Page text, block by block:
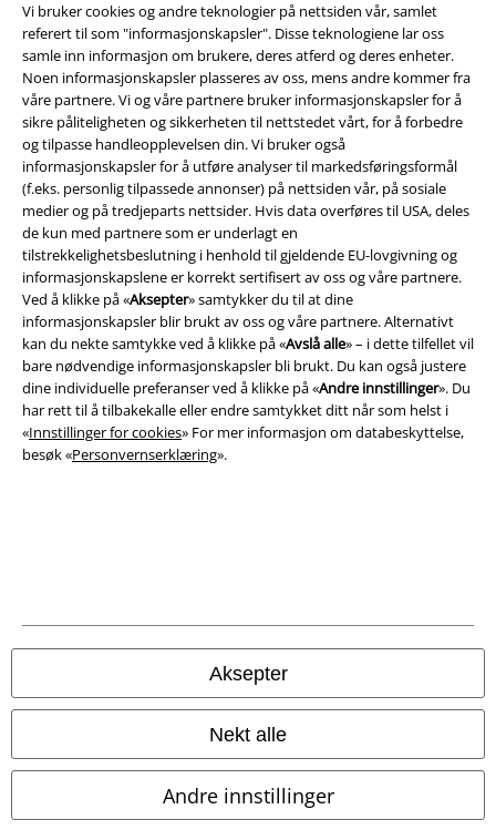
Vi bruker cookies og andre teknologier på nettsiden vår, samlet
referert til som "informasjonskapsler". Disse teknologiene lar oss
samle inn informasjon om brukere, deres atferd og deres enheter.
Noen informasjonskapsler plasseres av oss, mens andre kommer fra
våre partnere. Vi og våre partnere bruker informasjonskapsler for å
sikre påliteligheten og sikkerheten til nettstedet vårt, for å forbedre
og tilpasse handleopplevelsen din. Vi bruker også
informasjonskapsler for å utføre analyser til markedsføringsformål
(f.eks. personlig tilpassede annonser) på nettsiden vår, på sosiale
medier og på tredjeparts nettsider. Hvis data overføres til USA, deles
de kun med partnere som er underlagt en
tilstrekkelighetsbeslutning i henhold til gjeldende EU-lovgivning og
informasjonskapslene er korrekt sertifisert av oss og våre partnere.
Ved å klikke på «Aksepter» samtykker du til at dine
informasjonskapsler blir brukt av oss og våre partnere. Alternativt
kan du nekte samtykke ved å klikke på «Avslå alle» – i dette tilfellet vil
bare nødvendige informasjonskapsler bli brukt. Du kan også justere
dine individuelle preferanser ved å klikke på «Andre innstillinger». Du
har rett til å tilbakekalle eller endre samtykket ditt når som helst i
«Innstillinger for cookies» For mer informasjon om databeskyttelse,
besøk «Personvernserklæring».
Aksepter
Nekt alle
Andre innstillinger
Juridisk informasjon/Vilkår
Vilkår
Impressum
Konfidensialitetserklæring
Avfallshåndtering og miljøbeskyttelse
Samsvarserklæring
Innstillinger for cookies
EMP Online Shops
EMP International